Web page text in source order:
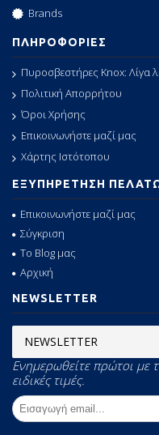
Brands
ΠΛΗΡΟΦΟΡΙΕΣ
Πυροσβεστήρες Knox: Λίγα
Πολιτική Απορρήτου
Όροι Χρήσης
Επικοινωνήστε μαζί μας
Χάρτης Ιστότοπου
ΕΞΥΠΗΡΕΤΗΣΗ
Επικοινωνήστε μαζί μας
Σύγκριση
Το Blog μας
Αρχική
NEWSLETTER
NEWSLETTER
Ενημερωθείτε πρώτοι με
ειδικές τιμές.